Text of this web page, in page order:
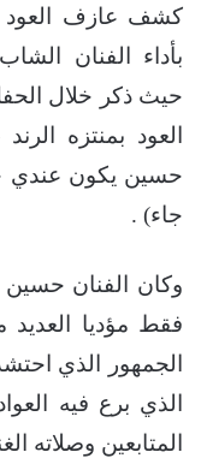
كشف عازف العود
بأداء الفنان
حيث ذكر خلال
العود بمنتزه
حسين يكون عندي
جاء) .
وكان الفنان حسين
فقط مؤديا
الجمهور الذي
الذي برع فيه
المتابعين وصلاته